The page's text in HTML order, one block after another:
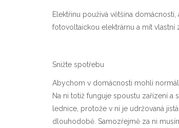
Elektřinu používá většina
fotovoltaickou elektrárnu a mít vlastní
Snižte spotřebu
Abychom v domácnosti mohli
Na ni totiž funguje spoustu zařízení a
lednice, protože v ní je udržovaná
dlouhodobě. Samozřejmě za ni